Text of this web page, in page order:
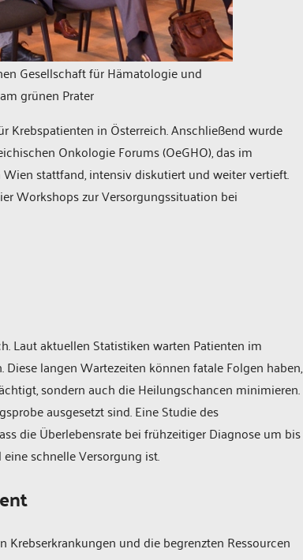
Gesellschaft für Hämatologie und
grünen Prater
Krebspatienten in Österreich. Anschließend wurde
Onkologie Forums (OeGHO), das im
stattfand, intensiv diskutiert und weiter vertieft.
Workshops zur Versorgungssituation bei
Laut aktuellen Statistiken warten Patienten im
langen Wartezeiten können fatale Folgen haben,
sondern auch die Heilungschancen minimieren.
ausgesetzt sind. Eine Studie des
die Überlebensrate bei frühzeitiger Diagnose um bis
schnelle Versorgung ist.
und die begrenzten Ressourcen